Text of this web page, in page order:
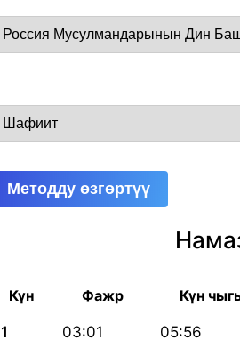
Методду өзгөртүү
Күн Фажр Күн
1 03:01 05:56